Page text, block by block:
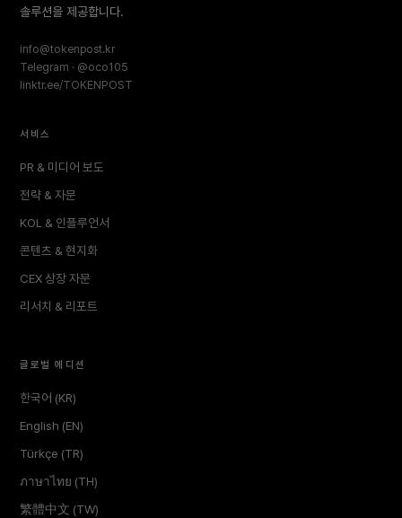
솔루션을 제공합니다.
info@tokenpost.kr
Telegram · @oco105
linktr.ee/TOKENPOST
서비스
PR & 미디어 보도
전략 & 자문
KOL & 인플루언서
콘텐츠 & 현지화
CEX 상장 자문
리서치 & 리포트
글로벌 에디션
한국어 (KR)
English (EN)
Türkçe (TR)
ภาษาไทย (TH)
繁體中文 (TW)